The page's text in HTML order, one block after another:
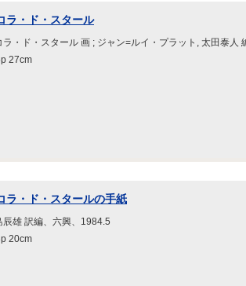
ラ・ド・スタール
ラ・ド・スタール 画 ; ジャン=ルイ・プラット, 太田泰人
27cm
ラ・ド・スタールの手紙
辰雄 訳編、六興、1984.5
20cm